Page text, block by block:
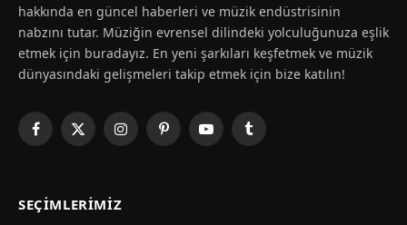
hakkında en güncel haberleri ve müzik endüstrisinin
nabzını tutar. Müziğin evrensel dilindeki yolculuğunuza eşlik
etmek için buradayız. En yeni şarkıları keşfetmek ve müzik
dünyasındaki gelişmeleri takip etmek için bize katılın!
Facebook
X
InstagramPinterestYouTubeTumblr
SEÇIMLERIMIZ